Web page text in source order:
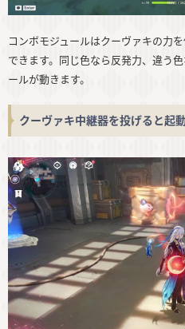
コンボモジュールはクーヴァキの力
できます。同じ色なら反発力、違う
ールが動きます。
クーヴァキ中継器を投げると起